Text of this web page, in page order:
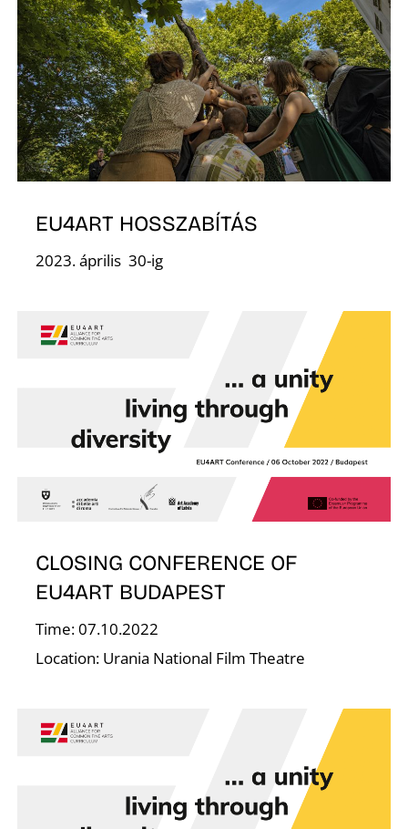
EU4ART HOSSZABÍTÁS
2023. április 30-ig
CLOSING CONFERENCE OF
EU4ART BUDAPEST
Time: 07.10.2022
Location: Urania National Film Theatre